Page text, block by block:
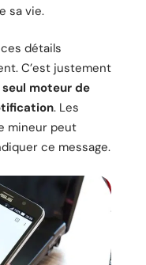
sa vie.
détails
C’est justement
seul moteur de
. Les
mineur peut
ce message.